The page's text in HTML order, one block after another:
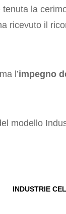
la
ricevuto il
l’impegno
modello
INDUSTRIE